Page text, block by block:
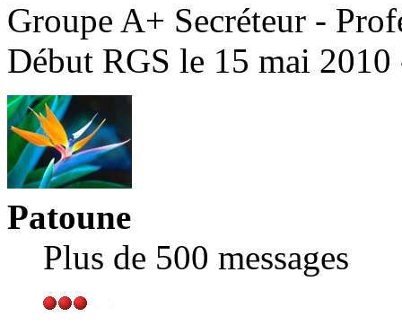
Groupe A+ Secréteur -
Début RGS le 15 mai
Patoune
Plus de 500 messages